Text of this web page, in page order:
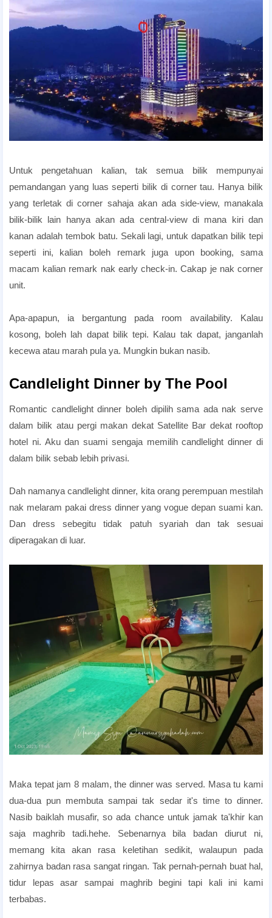
Untuk pengetahuan kalian, tak semua bilik mempunyai
pemandangan yang luas seperti bilik di corner tau. Hanya bilik
yang terletak di corner sahaja akan ada side-view, manakala
bilik-bilik lain hanya akan ada central-view di mana kiri dan
kanan adalah tembok batu. Sekali lagi, untuk dapatkan bilik tepi
seperti ini, kalian boleh remark juga upon booking, sama
macam kalian remark nak early check-in. Cakap je nak corner
unit.
Apa-apapun, ia bergantung pada room availability. Kalau
kosong, boleh lah dapat bilik tepi. Kalau tak dapat, janganlah
kecewa atau marah pula ya. Mungkin bukan nasib.
Candlelight Dinner by The Pool
Romantic candlelight dinner boleh dipilih sama ada nak serve
dalam bilik atau pergi makan dekat Satellite Bar dekat rooftop
hotel ni. Aku dan suami sengaja memilih candlelight dinner di
dalam bilik sebab lebih privasi.
Dah namanya candlelight dinner, kita orang perempuan mestilah
nak melaram pakai dress dinner yang vogue depan suami kan.
Dan dress sebegitu tidak patuh syariah dan tak sesuai
diperagakan di luar.
Maka tepat jam 8 malam, the dinner was served. Masa tu kami
dua-dua pun membuta sampai tak sedar it's time to dinner.
Nasib baiklah musafir, so ada chance untuk jamak ta'khir kan
saja maghrib tadi.hehe. Sebenarnya bila badan diurut ni,
memang kita akan rasa keletihan sedikit, walaupun pada
zahirnya badan rasa sangat ringan. Tak pernah-pernah buat hal,
tidur lepas asar sampai maghrib begini tapi kali ini kami
terbabas.